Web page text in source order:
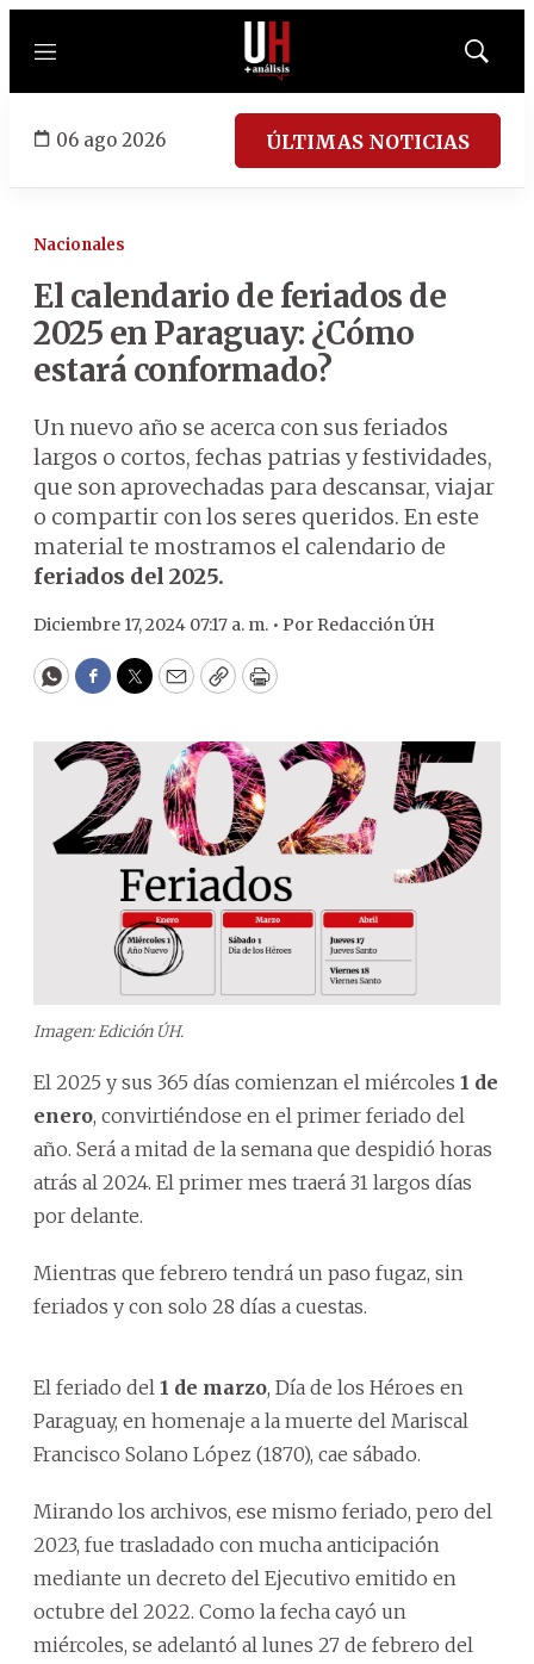
Menú
Mostrar
06 ago 2026 ÚLTIMAS NOTICIAS
Nacionales
El calendario de feriados de
2025 en Paraguay: ¿Cómo
estará conformado?
Un nuevo año se acerca con sus feriados
largos o cortos, fechas patrias y festividades,
que son aprovechadas para descansar, viajar
o compartir con los seres queridos. En este
material te mostramos el calendario de
feriados del 2025.
Diciembre 17, 2024 07:17 a. m. • Por Redacción ÚH
WhatsApp
Facebook
Twitter
EmailCopyPrint
Imagen: Edición ÚH.
El 2025 y sus 365 días comienzan el miércoles 1 de
enero, convirtiéndose en el primer feriado del
año. Será a mitad de la semana que despidió horas
atrás al 2024. El primer mes traerá 31 largos días
por delante.
Mientras que febrero tendrá un paso fugaz, sin
feriados y con solo 28 días a cuestas.
El feriado del 1 de marzo, Día de los Héroes en
Paraguay, en homenaje a la muerte del Mariscal
Francisco Solano López (1870), cae sábado.
Mirando los archivos, ese mismo feriado, pero del
2023, fue trasladado con mucha anticipación
mediante un decreto del Ejecutivo emitido en
octubre del 2022. Como la fecha cayó un
miércoles, se adelantó al lunes 27 de febrero del